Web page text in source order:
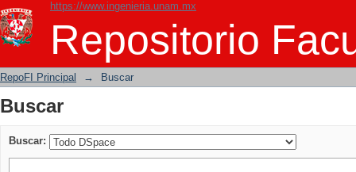
https://www.ingenieria.unam.mx
Repositorio
Buscar
RepoFI Principal → Buscar
Buscar
Buscar: